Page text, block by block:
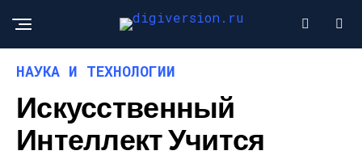
НАУКА И ТЕХНОЛОГИИ
Искусственный
Интеллект Учится